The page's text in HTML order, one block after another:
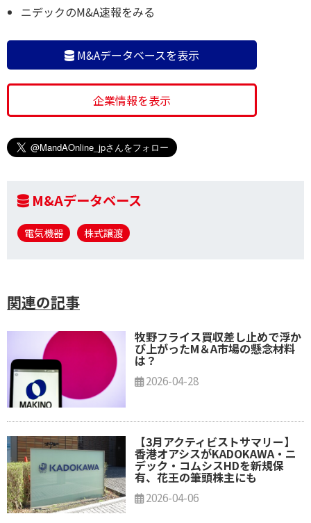
ニデックのM&A速報をみる
M&Aデータベースを表示
企業情報を表示
M&Aデータベース
電気機器 株式譲渡
関連の記事
牧野フライス買収差し止めで浮か
び上がったM＆A市場の懸念材料
は？
2026-04-28
【3月アクティビストサマリー】
香港オアシスがKADOKAWA・ニ
デック・コムシスHDを新規保
有、花王の筆頭株主にも
2026-04-06